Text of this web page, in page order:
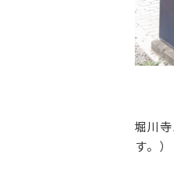
堀川寺
す。）